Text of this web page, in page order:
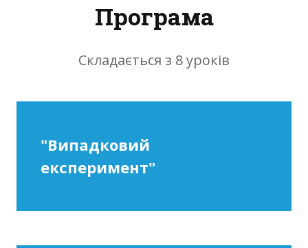
Програма
Складається з 8 уроків
"Випадковий
експеримент"